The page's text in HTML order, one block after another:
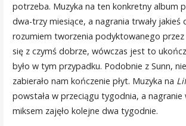
potrzeba. Muzyka na ten konkretny album
dwa-trzy miesiące, a nagrania trwały jakieś
rozumiem tworzenia podyktowanego przez
się z czymś dobrze, wówczas jest to
było w tym przypadku. Podobnie z Sunn,
zabierało nam kończenie płyt. Muzyka na
powstała w przeciągu tygodnia, a nagranie
miksem zajęło kolejne dwa tygodnie.